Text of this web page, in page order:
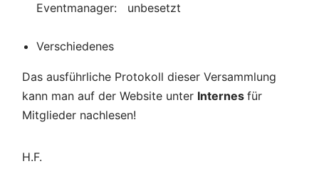
Eventmanager: unbesetzt
Verschiedenes
Das ausführliche Protokoll dieser Versammlung
kann man auf der Website unter Internes für
Mitglieder nachlesen!
H.F.